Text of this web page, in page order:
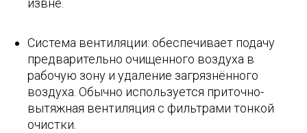
извне.
Система вентиляции: обеспечивает подачу
предварительно очищенного воздуха в
рабочую зону и удаление загрязнённого
воздуха. Обычно используется приточно-
вытяжная вентиляция с фильтрами тонкой
очистки.